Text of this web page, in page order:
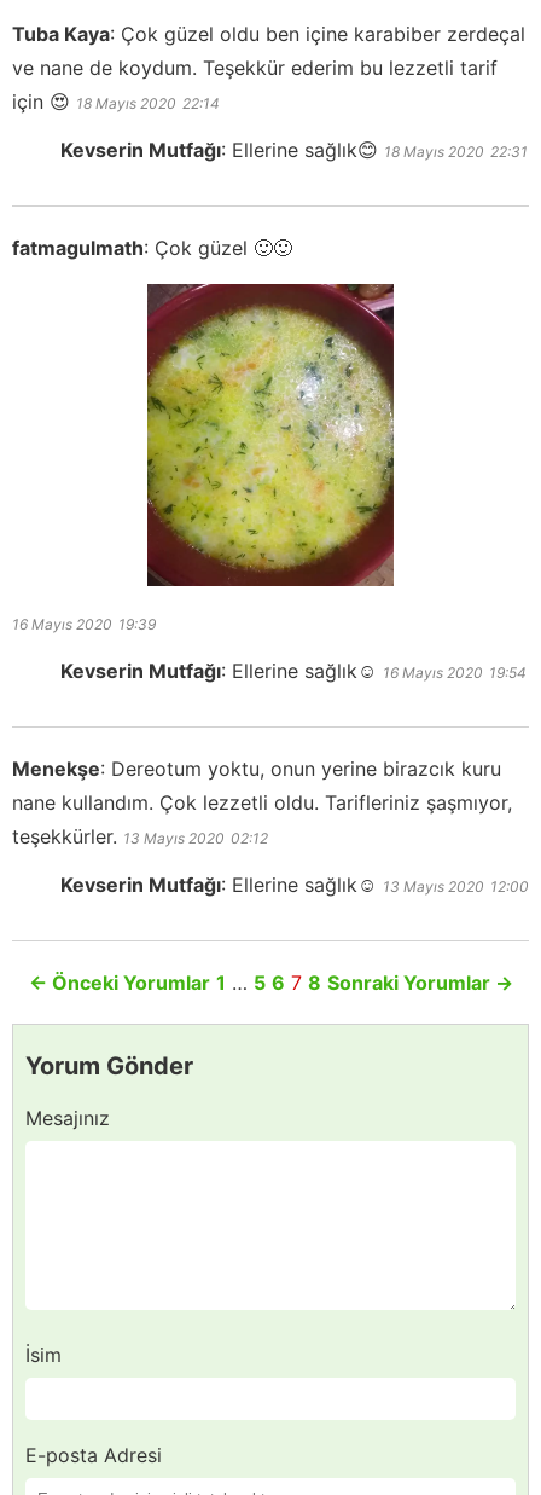
Tuba Kaya: Çok güzel oldu ben içine karabiber zerdeçal
ve nane de koydum. Teşekkür ederim bu lezzetli tarif
için 😍 18 Mayıs 2020 22:14
Kevserin Mutfağı: Ellerine sağlık😊 18 Mayıs 2020 22:31
fatmagulmath: Çok güzel 🙂🙂
16 Mayıs 2020 19:39
Kevserin Mutfağı: Ellerine sağlık☺️ 16 Mayıs 2020 19:54
Menekşe: Dereotum yoktu, onun yerine birazcık kuru
nane kullandım. Çok lezzetli oldu. Tarifleriniz şaşmıyor,
teşekkürler. 13 Mayıs 2020 02:12
Kevserin Mutfağı: Ellerine sağlık☺️ 13 Mayıs 2020 12:00
← Önceki Yorumlar 1 … 5 6 7 8 Sonraki Yorumlar →
Yorum Gönder
Mesajınız
İsim
E-posta Adresi